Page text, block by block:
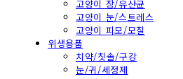
고양이 장/유산균
고양이 눈/스트레스
고양이 피모/모질
위생용품
치약/칫솔/구강
눈/귀/세정제